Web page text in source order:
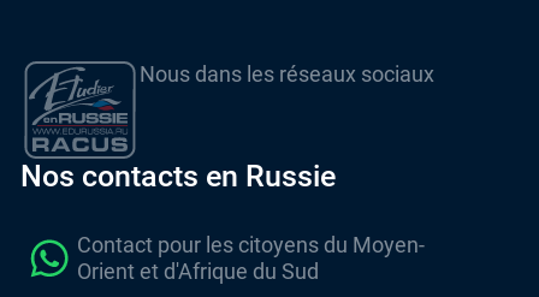
Nous dans les réseaux sociaux
Nos contacts en Russie
Contact pour les citoyens du Moyen-
Orient et d'Afrique du Sud